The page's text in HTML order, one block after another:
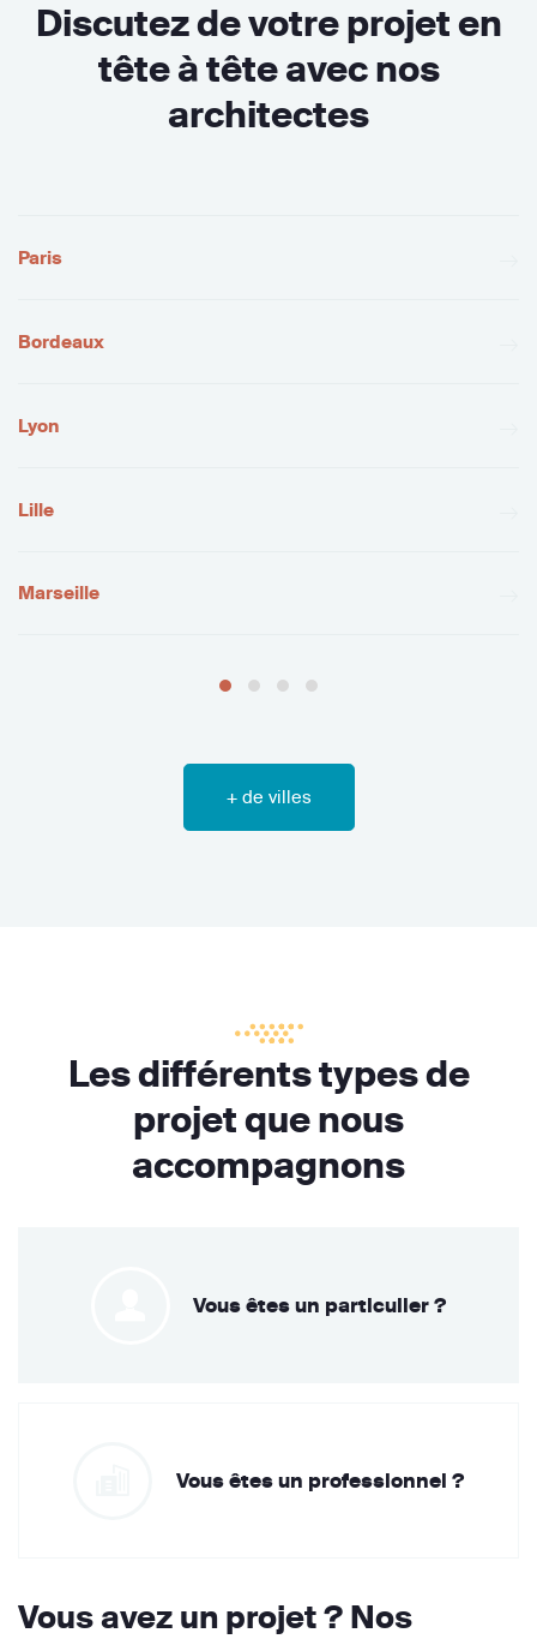
Discutez de votre projet en
tête à tête avec nos
architectes
Paris
Bordeaux
Lyon
Lille
Marseille
+ de villes
Les différents types de
projet que nous
accompagnons
Vous êtes un particulier ?
Vous êtes un professionnel ?
Vous avez un projet ? Nos